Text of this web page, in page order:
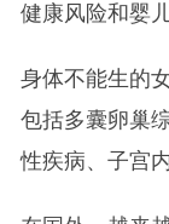
健康风险和婴
身体不能生的
包括多囊卵巢
性疾病、子宫